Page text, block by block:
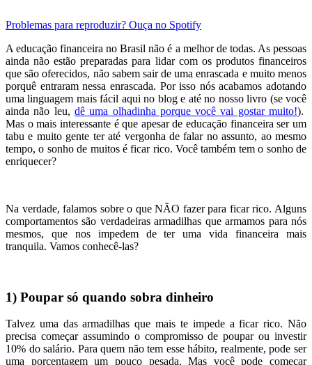
Problemas para reproduzir? Ouça no Spotify
A educação financeira no Brasil não é a melhor de todas. As pessoas
ainda não estão preparadas para lidar com os produtos financeiros
que são oferecidos, não sabem sair de uma enrascada e muito menos
porquê entraram nessa enrascada. Por isso nós acabamos adotando
uma linguagem mais fácil aqui no blog e até no nosso livro (se você
ainda não leu, dê uma olhadinha porque você vai gostar muito!).
Mas o mais interessante é que apesar de educação financeira ser um
tabu e muito gente ter até vergonha de falar no assunto, ao mesmo
tempo, o sonho de muitos é ficar rico. Você também tem o sonho de
enriquecer?
Na verdade, falamos sobre o que NÃO fazer para ficar rico. Alguns
comportamentos são verdadeiras armadilhas que armamos para nós
mesmos, que nos impedem de ter uma vida financeira mais
tranquila. Vamos conhecê-las?
1) Poupar só quando sobra dinheiro
Talvez uma das armadilhas que mais te impede a ficar rico. Não
precisa começar assumindo o compromisso de poupar ou investir
10% do salário. Para quem não tem esse hábito, realmente, pode ser
uma porcentagem um pouco pesada. Mas você pode começar